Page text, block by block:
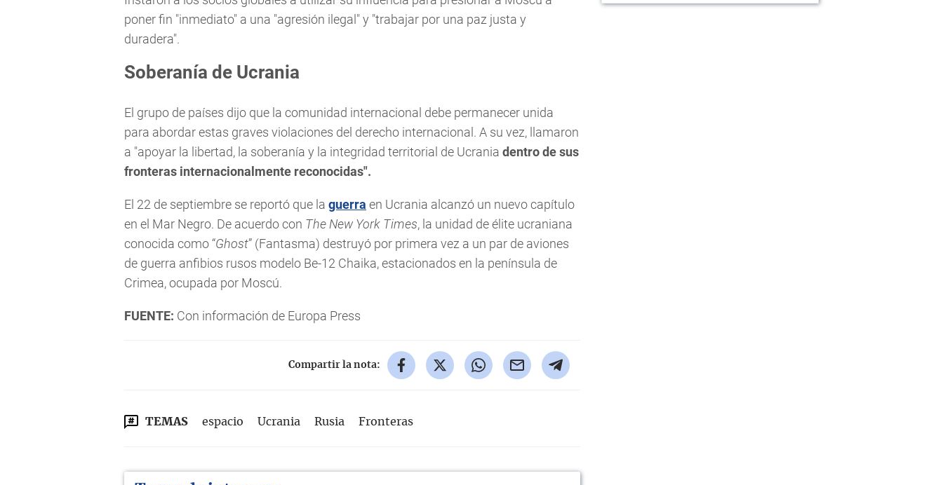
poner fin "inmediato" a una "agresión ilegal" y "trabajar por una paz justa y
duradera".
Soberanía de Ucrania
El grupo de países dijo que la comunidad internacional debe permanecer unida
para abordar estas graves violaciones del derecho internacional. A su vez, llamaron
a "apoyar la libertad, la soberanía y la integridad territorial de Ucrania dentro de sus
fronteras internacionalmente reconocidas".
El 22 de septiembre se reportó que la guerra en Ucrania alcanzó un nuevo capítulo
en el Mar Negro. De acuerdo con The New York Times, la unidad de élite ucraniana
conocida como “Ghost” (Fantasma) destruyó por primera vez a un par de aviones
de guerra anfibios rusos modelo Be-12 Chaika, estacionados en la península de
Crimea, ocupada por Moscú.
FUENTE: Con información de Europa Press
Compartir la nota:
TEMAS espacio Ucrania Rusia Fronteras